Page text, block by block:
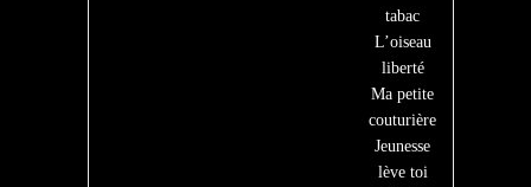
tabac
L’oiseau
liberté
Ma petite
couturière
Jeunesse
lève toi